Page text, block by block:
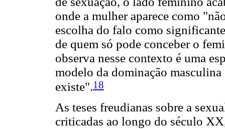
onde a mulher aparece como
escolha do falo como
de quem só pode conceber o
observa nesse contexto é uma
modelo da dominação
existe".18
As teses freudianas sobre a
criticadas ao longo do século